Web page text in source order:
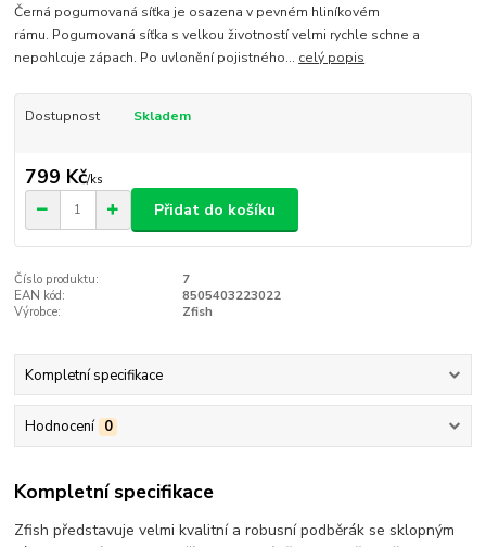
Černá pogumovaná síťka je osazena v pevném hliníkovém
rámu. Pogumovaná síťka s velkou životností velmi rychle schne a
nepohlcuje zápach. Po uvlonění pojistného... celý popis
Dostupnost Skladem
799 Kč/ks
Přidat do košíku
Číslo produktu:
7
EAN kód:
8505403223022
Výrobce:
Zfish
Kompletní specifikace
Hodnocení 0
Kompletní specifikace
Zfish představuje velmi kvalitní a robusní podběrák se sklopným